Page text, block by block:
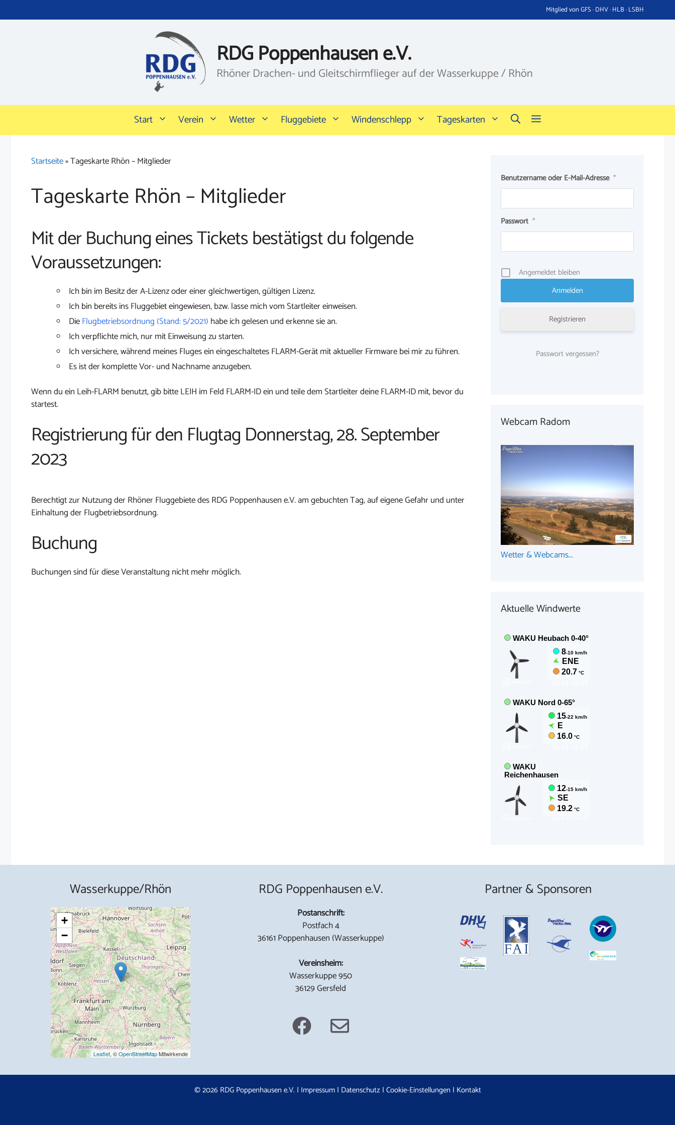
Inhalt
Mitglied von GFS · DHV · HLB · LSBH
RDG Poppenhausen e.V.
Rhöner Drachen- und Gleitschirmflieger auf der Wasserkuppe / Rhön
Start Verein Wetter Fluggebiete Windenschlepp Tageskarten
Startseite»Tageskarte Rhön – Mitglieder
Tageskarte Rhön – Mitglieder
Mit der Buchung eines Tickets bestätigst du folgende
Voraussetzungen:
Ich bin im Besitz der A-Lizenz oder einer gleichwertigen, gültigen Lizenz.
Ich bin bereits ins Fluggebiet eingewiesen, bzw. lasse mich vom Startleiter einweisen.
DieFlugbetriebsordnung (Stand: 5/2021) habe ich gelesen und erkenne sie an.
Ich verpflichte mich, nur mit Einweisung zu starten.
Ich versichere, während meines Fluges ein eingeschaltetes FLARM-Gerät mit aktueller Firmware bei mir zu führen.
Es ist der komplette Vor- und Nachname anzugeben.
Wenn du ein Leih-FLARM benutzt, gib bitte LEIH im Feld FLARM-ID ein und teile dem Startleiter deine FLARM-ID mit, bevor du
startest.
Registrierung für den Flugtag Donnerstag, 28. September
2023
Berechtigt zur Nutzung der Rhöner Fluggebiete des RDG Poppenhausen e.V. am gebuchten Tag, auf eigene Gefahr und unter
Einhaltung der Flugbetriebsordnung.
Buchung
Buchungen sind für diese Veranstaltung nicht mehr möglich.
Benutzername oder E-Mail-Adresse *
Passwort *
Angemeldet bleiben
Registrieren
Passwort vergessen?
Webcam Radom
Wetter & Webcams...
Aktuelle Windwerte
Wasserkuppe/Rhön
+
−
Leaflet, ©OpenStreetMapMitwirkende
RDG Poppenhausen e.V.
Postanschrift:
Postfach 4
36161 Poppenhausen (Wasserkuppe)
Vereinsheim:
Wasserkuppe 950
36129 Gersfeld
Partner & Sponsoren
© 2026 RDG Poppenhausen e.V. | Impressum| Datenschutz | Cookie-Einstellungen | Kontakt